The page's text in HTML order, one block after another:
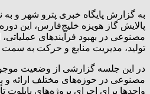
به گزارش پایگاه خبری پترو شهر و
پالایش گاز هویزه خلیج‌فارس، این
مصنوعی در بهبود فرآیندهای عملیاتی،
تولید، مدیریت منابع و حرکت به سمت
در این جلسه گزارشی از وضعیت
مصنوعی در حوزه‌های مختلف ارائه
واحدها برای اجرای پروژه‌های پایلوت